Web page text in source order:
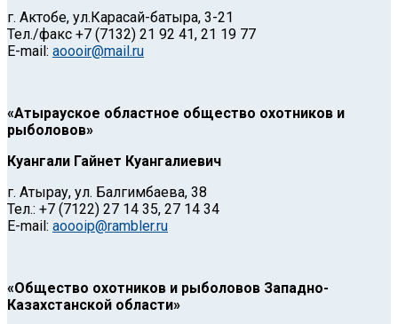
г. Актобе, ул.Карасай-батыра, 3-21
Тел./факс +7 (7132) 21 92 41, 21 19 77
Е-mail: aoooir@mail.ru
«Атырауское областное общество охотников и
рыболовов»
Куангали Гайнет Куангалиевич
г. Атырау, ул. Балгимбаева, 38
Тел.: +7 (7122) 27 14 35, 27 14 34
E-mail: aoooip@rambler.ru
«Общество охотников и рыболовов Западно-
Казахстанской области»